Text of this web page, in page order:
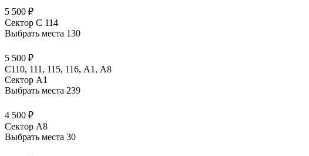
5 500 ₽
Сектор C 114
Выбрать места 130
5 500 ₽
C110, 111, 115, 116, А1, A8
Сектор A1
Выбрать места 239
4 500 ₽
Сектор A8
Выбрать места 30